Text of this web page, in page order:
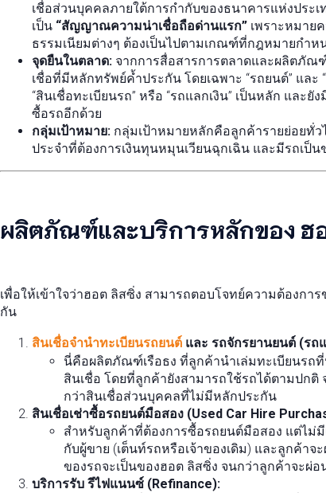
เชื่อส่วนบุคคลภายใต้การกำกับของธนาคารแห่งประ
เป็น “สัญญาณความน่าเชื่อถือด่านแรก”เพราะหมายค
ธรรมเนียมต่างๆ ต้องเป็นไปตามเกณฑ์ที่กฎหมายกำห
จุดยืนในตลาด:จากการสื่อสารการตลาดและผลิตภัณ
เชื่อที่มีหลักทรัพย์ค้ำประกัน โดยเฉพาะ “รถยนต์” และ
“สินเชื่อทะเบียนรถ” หรือ “รถแลกเงิน” เป็นหลัก และ
ซื้อรถอีกด้วย
กลุ่มเป้าหมาย:กลุ่มเป้าหมายหลักคือลูกค้ารายย่อยทั่
ประจำที่ต้องการเงินทุนหมุนเวียนฉุกเฉิน และมีรถเป็
ผลิตภัณฑ์และบริการหลักของ ฮ
เพื่อให้เข้าใจว่าฮอต ลิสซิ่ง สามารถตอบโจทย์ความต้องกา
กัน
สินเชื่อจำนำทะเบียนรถยนต์และ รถจักรยานยนต์ (รถ
นี่คือผลิตภัณฑ์เรือธง ที่ลูกค้านำเล่มทะเบียนรถ
สินเชื่อ โดยที่ลูกค้ายังสามารถใช้รถได้ตามปกติ
กว่าสินเชื่อส่วนบุคคลที่ไม่มีหลักประกัน
สินเชื่อเช่าซื้อรถยนต์มือสอง (Used Car Hire
สำหรับลูกค้าที่ต้องการซื้อรถยนต์มือสอง แต่ไม่มี
กับผู้ขาย (เต็นท์รถหรือเจ้าของเดิม) และลูกค้า
ของรถจะเป็นของฮอต ลิสซิ่ง จนกว่าลูกค้าจะผ่
บริการรับ รีไฟแนนซ์ (Refinance):